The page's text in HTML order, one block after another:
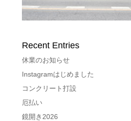
Recent Entries
休業のお知らせ
Instagramはじめました
コンクリート打設
厄払い
鏡開き2026